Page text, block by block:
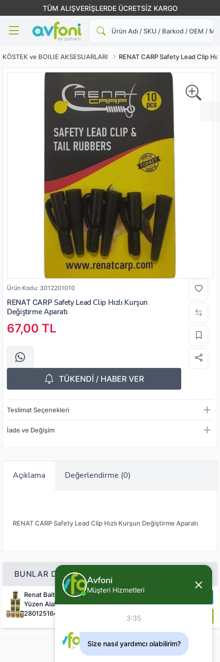
TÜM ALIŞVERİŞLERDE ÜCRETSİZ KARGO
KÖSTEK ve BOILIE AKSESUARLARI RENAT CARP Safety Lead Clip
Ürün Kodu: 3012201010
RENAT CARP Safety Lead Clip Hızlı Kurşun
Değiştirme Aparatı
67,00 TL
TÜKENDİ / HABER VER
Teslimat Seçenekleri
İade ve Değişim
Açıklama Değerlendirme (0)
RENAT CARP Safety Lead Clip Hızlı Kurşun Değiştirme Aparatı
BUNLAR DA ILGINIZI ÇEKEBILIR
Renat Baits Trout Bait Peynir Kokulu
Yüzen Alabalık Hamuru
2801251640
Avfoni
Müşteri Hizmetleri
3:35
Size nasıl yardımcı olabilirim?